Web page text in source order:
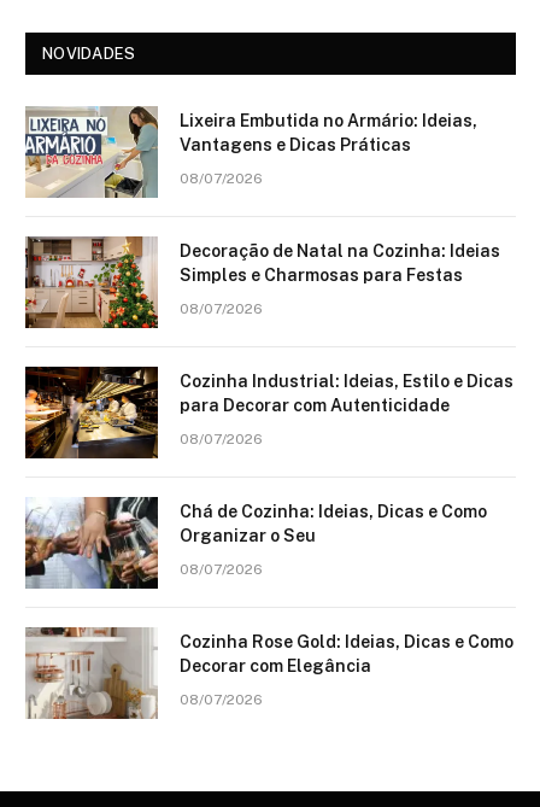
NOVIDADES
Lixeira Embutida no Armário: Ideias,
Vantagens e Dicas Práticas
08/07/2026
Decoração de Natal na Cozinha: Ideias
Simples e Charmosas para Festas
08/07/2026
Cozinha Industrial: Ideias, Estilo e Dicas
para Decorar com Autenticidade
08/07/2026
Chá de Cozinha: Ideias, Dicas e Como
Organizar o Seu
08/07/2026
Cozinha Rose Gold: Ideias, Dicas e Como
Decorar com Elegância
08/07/2026